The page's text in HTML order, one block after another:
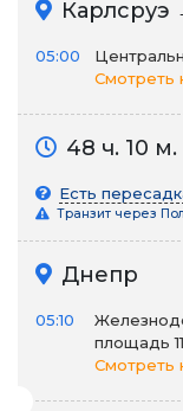
Карлсруэ
05:00
Смотреть
48 ч. 10 м.
Есть
Транзит через
Днепр
05:10
площадь 11
Смотреть